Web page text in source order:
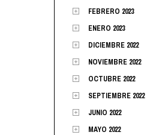
FEBRERO 2023
ENERO 2023
DICIEMBRE 2022
NOVIEMBRE 2022
OCTUBRE 2022
SEPTIEMBRE 2022
JUNIO 2022
MAYO 2022